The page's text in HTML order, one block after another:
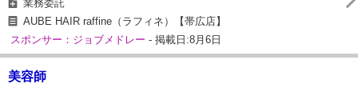
業務委託
AUBE HAIR raffine（ラフィネ）【帯広店】
スポンサー：ジョブメドレー - 掲載日:8月6日
美容師